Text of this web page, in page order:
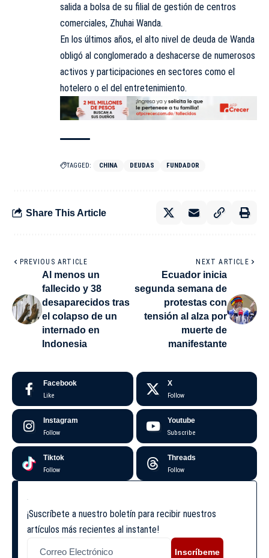
salida a bolsa de su filial de gestión de centros
comerciales, Zhuhai Wanda.
En los últimos años, el alto nivel de deuda de Wanda
obligó al conglomerado a deshacerse de numerosos
activos y participaciones en sectores como el
hotelero o el del entretenimiento.
TAGGED: CHINA DEUDAS FUNDADOR
Share This Article
PREVIOUS ARTICLE
Al menos un
fallecido y 38
desaparecidos tras
el colapso de un
internado en
Indonesia
NEXT ARTICLE
Ecuador inicia
segunda semana de
protestas con
tensión al alza por
muerte de
manifestante
Facebook
Like
X
Follow
Instagram
Follow
Youtube
Subscribe
Tiktok
Follow
Threads
Follow
¡Suscríbete a nuestro boletín para recibir nuestros
artículos más recientes al instante!
Inscríbeme